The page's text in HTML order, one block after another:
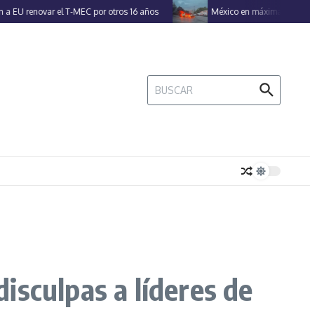
el T-MEC por otros 16 años México en máxima alerta por 50
Buscar:
a líderes de